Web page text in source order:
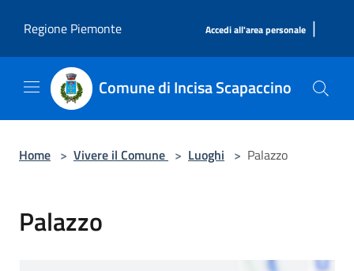
Regione Piemonte
Accedi all'area personale |
Comune di Incisa Scapaccino
Home > Vivere il Comune > Luoghi > Palazzo
Palazzo